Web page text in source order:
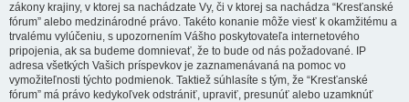
zákony krajiny, v ktorej sa nachádzate Vy, či v ktorej sa nachádza “Kresťanské
fórum” alebo medzinárodné právo. Takéto konanie môže viesť k okamžitému a
trvalému vylúčeniu, s upozornením Vášho poskytovateľa internetového
pripojenia, ak sa budeme domnievať, že to bude od nás požadované. IP
adresa všetkých Vašich príspevkov je zaznamenávaná na pomoc vo
vymožiteľnosti týchto podmienok. Taktiež súhlasíte s tým, že “Kresťanské
fórum” má právo kedykoľvek odstrániť, upraviť, presunúť alebo uzamknúť